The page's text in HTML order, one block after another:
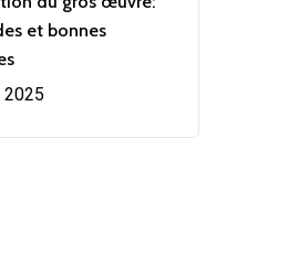
et bonnes
2025